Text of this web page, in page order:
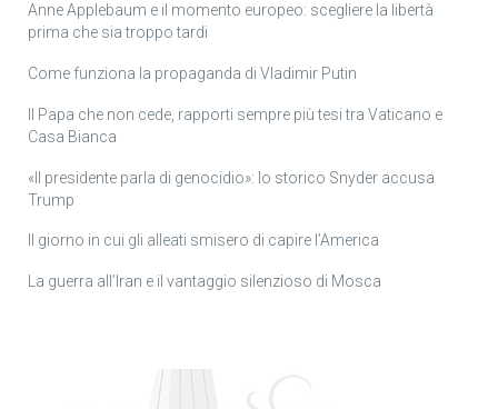
Anne Applebaum e il momento europeo: scegliere la libertà
prima che sia troppo tardi
Come funziona la propaganda di Vladimir Putin
Il Papa che non cede, rapporti sempre più tesi tra Vaticano e
Casa Bianca
«Il presidente parla di genocidio»: lo storico Snyder accusa
Trump
Il giorno in cui gli alleati smisero di capire l’America
La guerra all’Iran e il vantaggio silenzioso di Mosca